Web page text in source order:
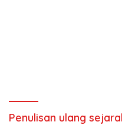
Penulisan ulang